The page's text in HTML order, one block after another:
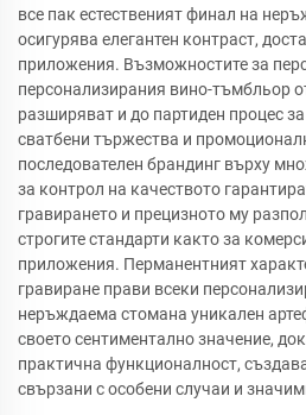
все пак естественият финал на
осигурява елегантен контраст,
приложения. Възможностите за
персонализирания вино-тъмбльор
разширяват и до партиден процес
сватбени тържества и
последователен брандинг върху
за контрол на качеството
гравирането и прецизното му
строгите стандарти както за
приложения. Перманентният
гравиране прави всеки
неръждаема стомана уникален
своето сентиментално значение,
практична функционалност,
свързани с особени случаи и